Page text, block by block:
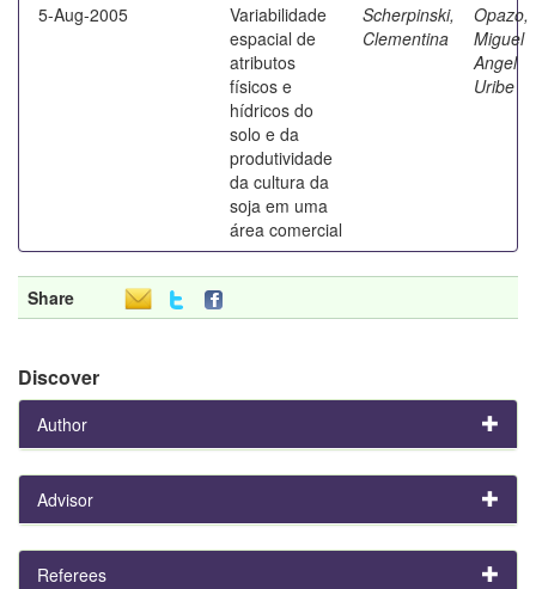
5-Aug-2005
Variabilidade
espacial de
atributos
físicos e
hídricos do
solo e da
produtividade
da cultura da
soja em uma
área comercial
Scherpinski,
Clementina
Opazo,
Miguel
Angel
Uribe
Share
Discover
Author
Advisor
Referees